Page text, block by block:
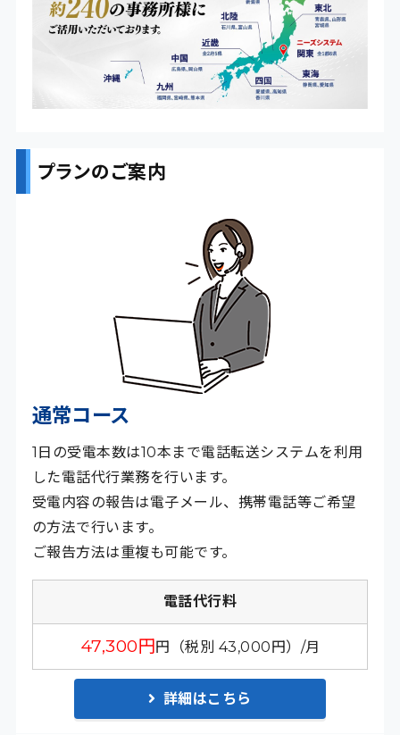
プランのご案内
通常コース
1日の受電本数は10本まで電話転送システムを利用
した電話代行業務を行います。
受電内容の報告は電子メール、携帯電話等ご希望
の方法で行います。
ご報告方法は重複も可能です。
電話代行料
47,300円円（税別 43,000円）/月
詳細はこちら